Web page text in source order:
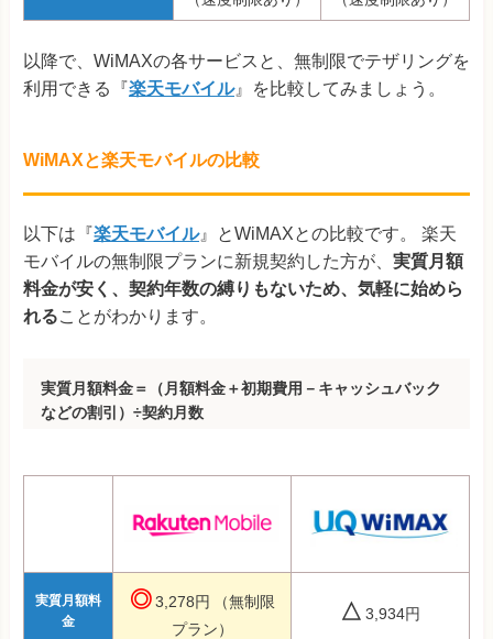
以降で、WiMAXの各サービスと、無制限でテザリングを
利用できる『楽天モバイル』を比較してみましょう。
WiMAXと楽天モバイルの比較
以下は『楽天モバイル』とWiMAXとの比較です。 楽天
モバイルの無制限プランに新規契約した方が、 実質月額
料金が安く、契約年数の縛りもないため、気軽に始めら
れることがわかります。
実質月額料金＝（月額料金＋初期費用－キャッシュバック
などの割引）÷契約月数
実質月額料
金
◎ 3,278円
（無制限
プラン）
△ 3,934円